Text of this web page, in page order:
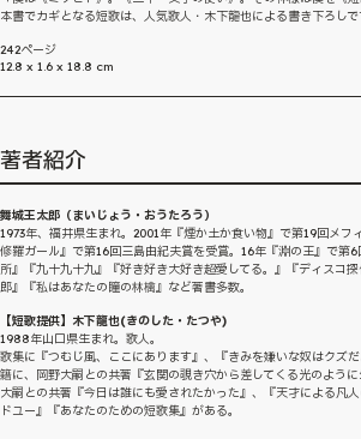
本書でカギとなる短歌は、人気歌人・木下龍也による書き下ろしで
242ページ
12.8 x 1.6 x 18.8 cm
著者紹介
舞城王太郎（まいじょう・おうたろう）
1973年、福井県生まれ。2001年『煙か土か食い物』で第19回メフ
修羅ガール』で第16回三島由紀夫賞を受賞。16年『淵の王』で第
所』『九十九十九』『好き好き大好き超愛してる。』『ディスコ
郎』『私はあなたの瞳の林檎』など著書多数。
【短歌提供】木下龍也(きのした・たつや)
1988年山口県生まれ。歌人。
歌集に『つむじ風、ここにあります』、『きみを嫌いな奴はクズ
籍に、岡野大嗣との共著『玄関の覗き穴から差してくる光のよう
大嗣との共著『今日は誰にも愛されたかった』、『天才による凡
ドユー』『あなたのための短歌集』がある。